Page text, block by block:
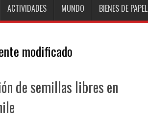
ACTIVIDADES MUNDO BIENES DE PAPEL
modificado
de semillas libres en